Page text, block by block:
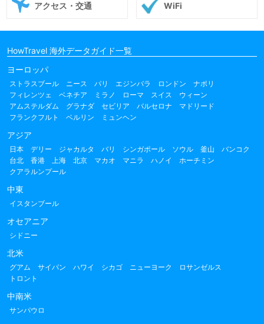
アクセス・交通 WiFi
HowTravel 海外データガイド一覧
ヨーロッパ
ストラスブール ニース パリ エジンバラ ロンドン
ナポリ
フィレンツェ
ベネチア ミラノ ローマ スイス
ウィーン
アムステルダム
グラナダ セビリア バルセロナ
マドリード
フランクフルト
ベルリン ミュンヘン
アジア
日本 デリー ジャカルタ バリ シンガポール ソウル 釜山
バンコク
台北
香港 上海 北京 マカオ マニラ ハノイ
ホーチミン
クアラルンプール
中東
イスタンブール
オセアニア
シドニー
北米
グアム サイパン ハワイ シカゴ ニューヨーク
ロサンゼルス
トロント
中南米
サンパウロ